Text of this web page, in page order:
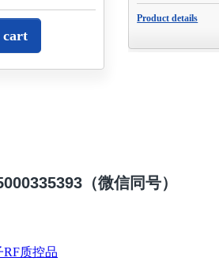
cart
Product details
（微信同号）